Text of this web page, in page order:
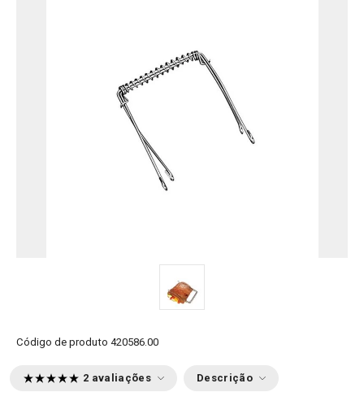
Código de produto 420586.00
2 avaliações Descrição